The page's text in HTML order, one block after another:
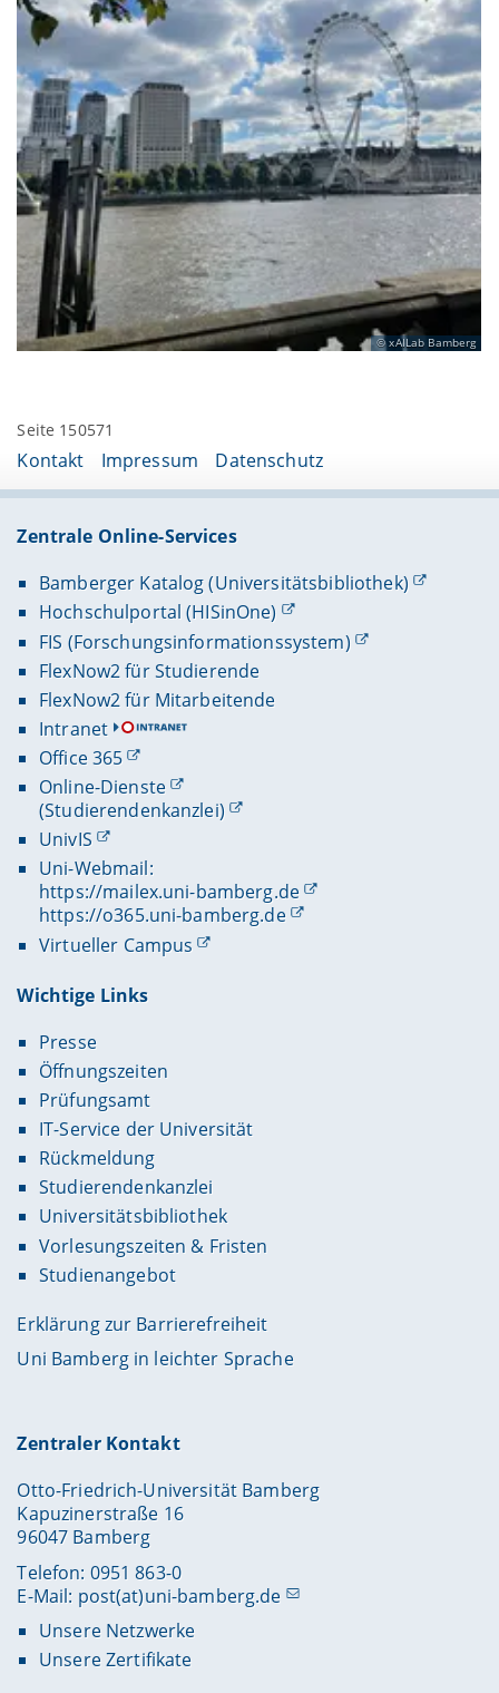
xAILab Bamberg
Seite 150571
Kontakt Impressum Datenschutz
Zentrale Online-Services
Bamberger Katalog (Universitätsbibliothek)
Hochschulportal (HISinOne)
FIS (Forschungsinformationssystem)
FlexNow2 für Studierende
FlexNow2 für Mitarbeitende
Intranet
Office 365
Online-Dienste
(Studierendenkanzlei)
UnivIS
Uni-Webmail:
https://mailex.uni-bamberg.de
https://o365.uni-bamberg.de
Virtueller Campus
Wichtige Links
Presse
Öffnungszeiten
Prüfungsamt
IT-Service der Universität
Rückmeldung
Studierendenkanzlei
Universitätsbibliothek
Vorlesungszeiten & Fristen
Studienangebot
Erklärung zur Barrierefreiheit
Uni Bamberg in leichter Sprache
Zentraler Kontakt
Otto-Friedrich-Universität Bamberg
Kapuzinerstraße 16
96047 Bamberg
Telefon: 0951 863-0
E-Mail: post(at)uni-bamberg.de
Unsere Netzwerke
Unsere Zertifikate